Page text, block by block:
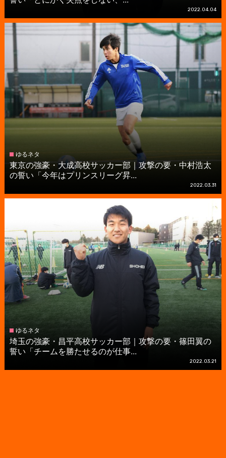
2022.04.04
ゆるネタ
東京の強豪・大成高校サッカー部｜攻撃の要・中村浩太
の誓い「今年はプリンスリーグ昇...
2022.03.31
ゆるネタ
埼玉の強豪・昌平高校サッカー部｜攻撃の要・篠田翼の
誓い「チームを勝たせるのが仕事...
2022.03.21